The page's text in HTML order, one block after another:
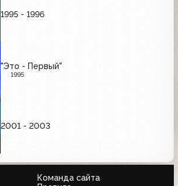
1995 - 1996
"Это - Первый"
1995
2001 - 2003
Команда сайта